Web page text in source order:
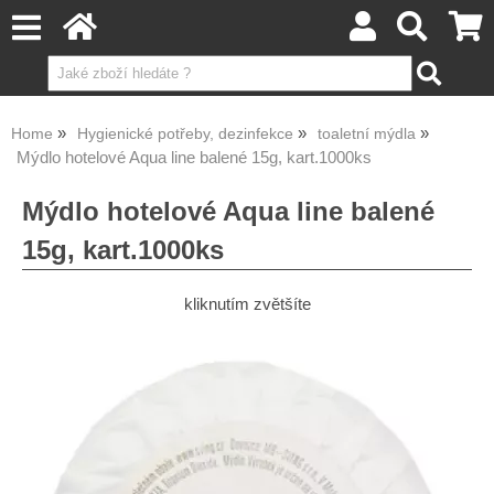
Home Hygienické potřeby, dezinfekce toaletní mýdla
Mýdlo hotelové Aqua line balené 15g, kart.1000ks
Mýdlo hotelové Aqua line balené
15g, kart.1000ks
kliknutím zvětšíte